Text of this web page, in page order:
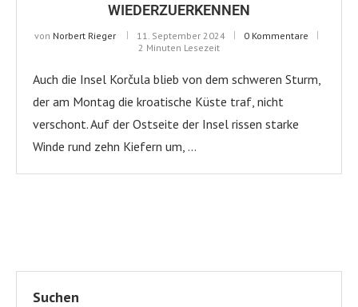
WIEDERZUERKENNEN
von Norbert Rieger 11. September 2024
0 Kommentare
2 Minuten Lesezeit
Auch die Insel Korčula blieb von dem schweren Sturm,
der am Montag die kroatische Küste traf, nicht
verschont. Auf der Ostseite der Insel rissen starke
Winde rund zehn Kiefern um, …
Suchen